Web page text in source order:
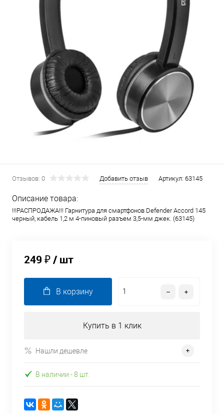
Отзывов: 0 Добавить отзыв Артикул: 63145
Описание товара:
!!!РАСПРОДАЖА!!! Гарнитура для смартфонов Defender Accord 145
черный, кабель 1,2 м 4-пиновый разъем 3,5-мм джек. (63145)
249 ₽/ шт
В корзину
Купить в 1 клик
Нашли дешевле
В наличии - 8 шт.